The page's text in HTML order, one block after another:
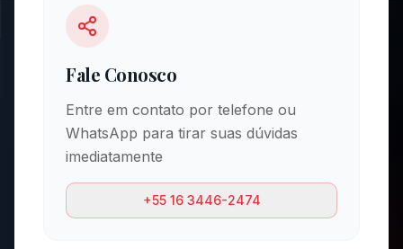
Fale Conosco
Entre em contato por telefone ou
WhatsApp para tirar suas dúvidas
imediatamente
+55 16 3446-2474